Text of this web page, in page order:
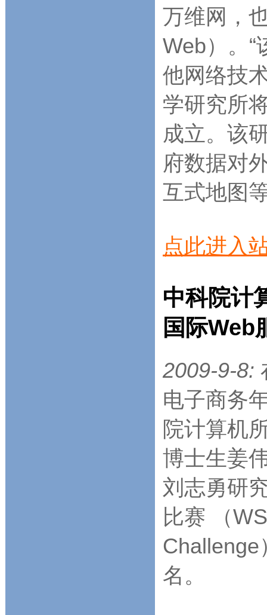
万维网，
Web）。
他网络技
学研究所
成立。该
府数据对
互式地图
点此进入
中科院计
国际Web
2009-9-8:
电子商务
院计算机
博士生姜
刘志勇研
比赛 （
Challenge
名。